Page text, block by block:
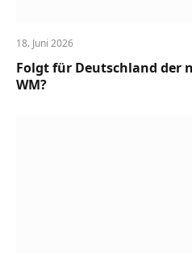
18. Juni 2026
Folgt für Deutschland der
WM?